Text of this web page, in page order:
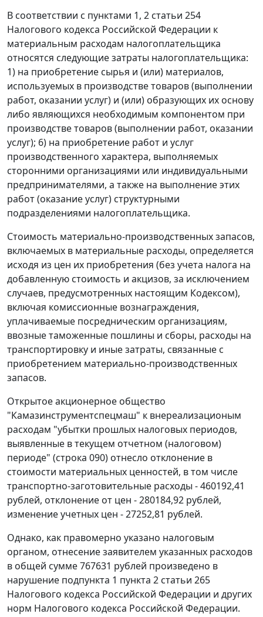
В соответствии с пунктами 1, 2 статьи 254
Налогового кодекса Российской Федерации к
материальным расходам налогоплательщика
относятся следующие затраты налогоплательщика:
1) на приобретение сырья и (или) материалов,
используемых в производстве товаров (выполнении
работ, оказании услуг) и (или) образующих их основу
либо являющихся необходимым компонентом при
производстве товаров (выполнении работ, оказании
услуг); 6) на приобретение работ и услуг
производственного характера, выполняемых
сторонними организациями или индивидуальными
предпринимателями, а также на выполнение этих
работ (оказание услуг) структурными
подразделениями налогоплательщика.
Стоимость материально-производственных запасов,
включаемых в материальные расходы, определяется
исходя из цен их приобретения (без учета налога на
добавленную стоимость и акцизов, за исключением
случаев, предусмотренных настоящим Кодексом),
включая комиссионные вознаграждения,
уплачиваемые посредническим организациям,
ввозные таможенные пошлины и сборы, расходы на
транспортировку и иные затраты, связанные с
приобретением материально-производственных
запасов.
Открытое акционерное общество
"Камазинструментспецмаш" к внереализационым
расходам "убытки прошлых налоговых периодов,
выявленные в текущем отчетном (налоговом)
периоде" (строка 090) отнесло отклонение в
стоимости материальных ценностей, в том числе
транспортно-заготовительные расходы - 460192,41
рублей, отклонение от цен - 280184,92 рублей,
изменение учетных цен - 27252,81 рублей.
Однако, как правомерно указано налоговым
органом, отнесение заявителем указанных расходов
в общей сумме 767631 рублей произведено в
нарушение подпункта 1 пункта 2 статьи 265
Налогового кодекса Российской Федерации и других
норм Налогового кодекса Российской Федерации.